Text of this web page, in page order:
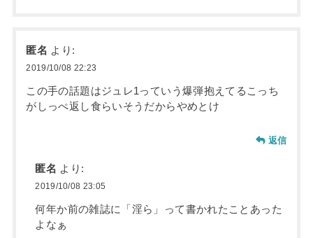
匿名 より:
2019/10/08 22:23
この手の話題はジュレ1っていう爆弾抱えてるこっち
がしっぺ返し食らいそうだからやめとけ
返信
匿名 より:
2019/10/08 23:05
何年か前の雑誌に「淫ら」って書かれたことあった
よなぁ